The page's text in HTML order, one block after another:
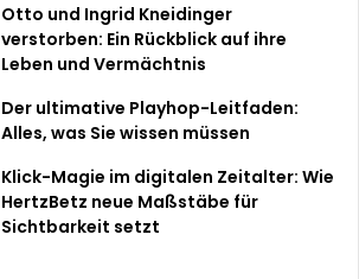
Otto und Ingrid Kneidinger
verstorben: Ein Rückblick auf ihre
Leben und Vermächtnis
Der ultimative Playhop-Leitfaden:
Alles, was Sie wissen müssen
Klick-Magie im digitalen Zeitalter: Wie
HertzBetz neue Maßstäbe für
Sichtbarkeit setzt